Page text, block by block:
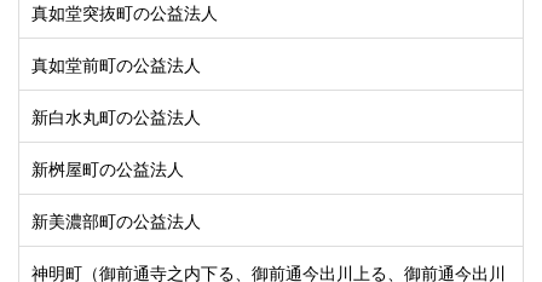
真如堂突抜町の公益法人
真如堂前町の公益法人
新白水丸町の公益法人
新桝屋町の公益法人
新美濃部町の公益法人
神明町（御前通寺之内下る、御前通今出川上る、御前通今出川